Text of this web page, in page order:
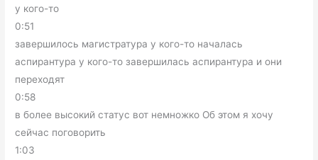
у кого-то
0:51
завершилось магистратура у кого-то началась
аспирантура у кого-то завершилась аспирантура и они
переходят
0:58
в более высокий статус вот немножко Об этом я хочу
сейчас поговорить
1:03